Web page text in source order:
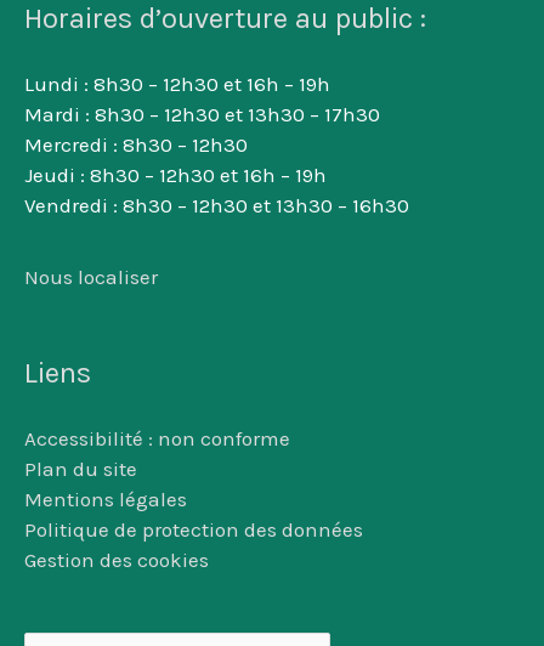
Horaires d’ouverture au public :
Lundi : 8h30 – 12h30 et 16h – 19h
Mardi : 8h30 – 12h30 et 13h30 – 17h30
Mercredi : 8h30 – 12h30
Jeudi : 8h30 – 12h30 et 16h – 19h
Vendredi : 8h30 – 12h30 et 13h30 – 16h30
Nous localiser
Liens
Accessibilité : non conforme
Plan du site
Mentions légales
Politique de protection des données
Gestion des cookies